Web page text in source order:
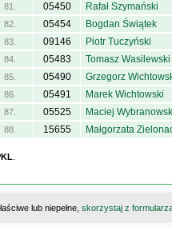
81. 05450 Rafał Szymański
82. 05454 Bogdan Świątek
83. 09146 Piotr Tuczyński
84. 05483 Tomasz Wasilewski
85. 05490 Grzegorz
86. 05491 Marek Wichtowski
87. 05525 Maciej
88. 15655 Małgorzata
lub niepełne, skorzystaj z